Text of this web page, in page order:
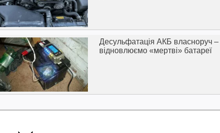
Десульфатація АКБ власноруч –
відновлюємо «мертві» батареї